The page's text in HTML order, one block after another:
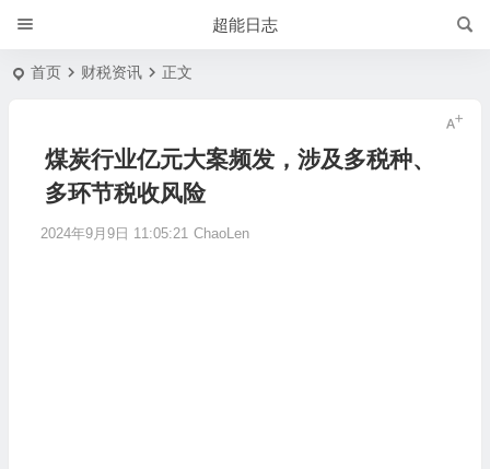
超能日志
首页 财税资讯 正文
煤炭行业亿元大案频发，涉及多税种、
多环节税收风险
2024年9月9日 11:05:21 ChaoLen